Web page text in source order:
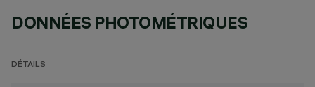
DONNÉES PHOTOMÉTRIQUES
DÉTAILS